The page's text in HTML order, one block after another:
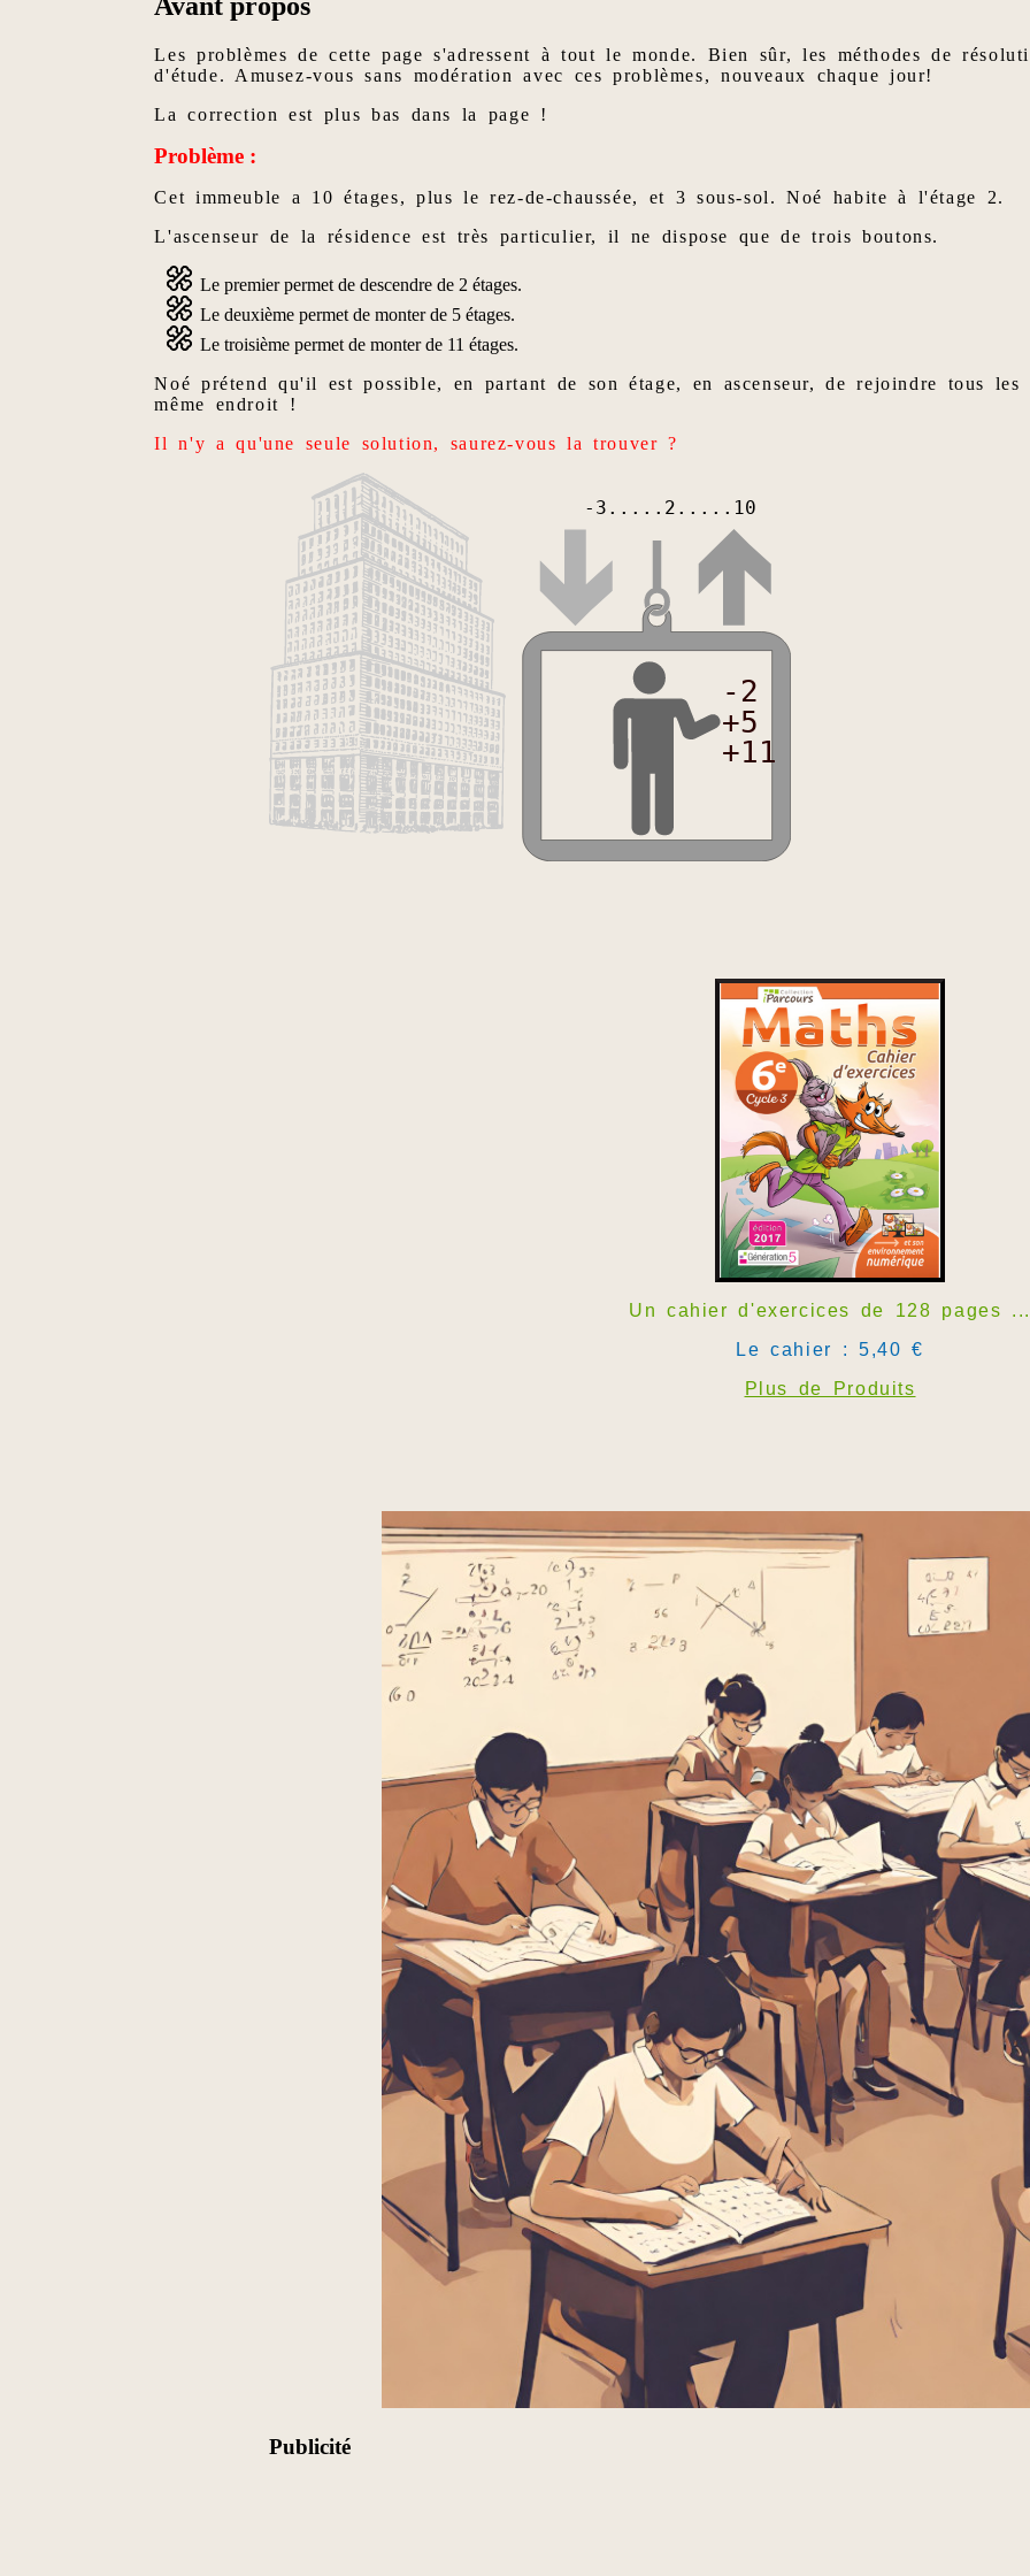
Les problèmes de cette page s'adressent à tout le monde. Bien sûr, les méthodes de
d'étude. Amusez-vous sans modération avec ces problèmes, nouveaux chaque jour!
La correction est plus bas dans la page !
Problème :
Cet immeuble a 10 étages, plus le rez-de-chaussée, et 3 sous-sol. Noé habite à l'étage 2.
L'ascenseur de la résidence est très particulier, il ne dispose que de trois boutons.
Le premier permet de descendre de 2 étages.
Le deuxième permet de monter de 5 étages.
Le troisième permet de monter de 11 étages.
Noé prétend qu'il est possible, en partant de son étage, en ascenseur, de rejoindre tous
même endroit !
Il n'y a qu'une seule solution, saurez-vous la trouver ?
-2
+5
+11
-3.....2.....10
Un cahier d'exercices de 128 pages ...
Le cahier : 5,40 €
Plus de Produits
Publicité